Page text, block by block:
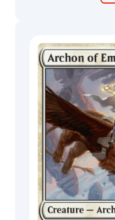
Zumbi
Fractius
Espículo
Lhurgoyf
Rato
Conselheiro
Lobo
Lição
Planta
MagicCon